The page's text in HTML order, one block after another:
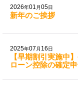
2026年01 月05日
新年のご挨拶
2025年07 月 16日
【早期割引実施中
ローン控除の確定